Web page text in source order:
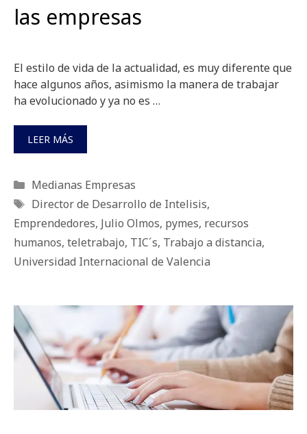
las empresas
El estilo de vida de la actualidad, es muy diferente que
hace algunos años, asimismo la manera de trabajar
ha evolucionado y ya no es …
LEER MÁS
Categorías
Medianas Empresas
Etiquetas
Director de Desarrollo de Intelisis,
Emprendedores, Julio Olmos, pymes, recursos
humanos, teletrabajo, TIC´s, Trabajo a distancia,
Universidad Internacional de Valencia